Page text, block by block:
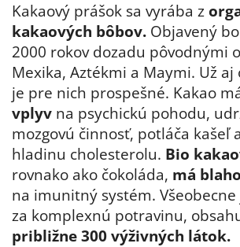
Kakaový prášok sa vyrába z
kakaových bôbov. Objavený
2000 rokov dozadu pôvodnými
Mexika, Aztékmi a Maymi. Už aj
je pre nich prospešné. Kakao
vplyv na psychickú pohodu,
mozgovú činnosť, potláča kašeľ
hladinu cholesterolu. Bio
rovnako ako čokoláda, má
na imunitný systém.
za komplexnú potravinu,
približne 300 výživných látok.